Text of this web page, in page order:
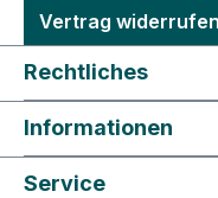
Vertrag widerrufen
Rechtliches
Informationen
Service